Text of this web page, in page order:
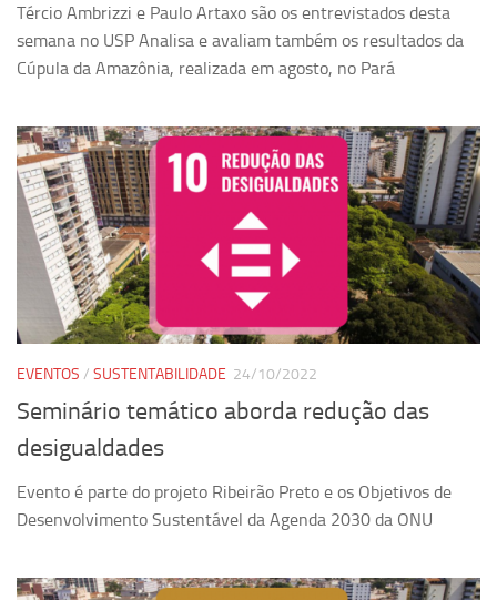
Tércio Ambrizzi e Paulo Artaxo são os entrevistados desta
semana no USP Analisa e avaliam também os resultados da
Cúpula da Amazônia, realizada em agosto, no Pará
EVENTOS / SUSTENTABILIDADE 24/10/2022
Seminário temático aborda redução das
desigualdades
Evento é parte do projeto Ribeirão Preto e os Objetivos de
Desenvolvimento Sustentável da Agenda 2030 da ONU